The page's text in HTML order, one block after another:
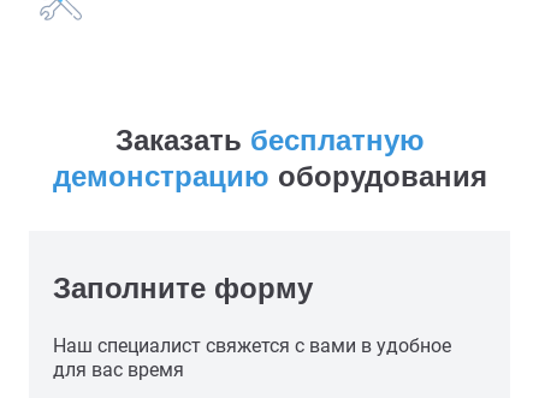
Заказать бесплатную
демонстрацию оборудования
Заполните форму
Наш специалист свяжется с вами в удобное
для вас время